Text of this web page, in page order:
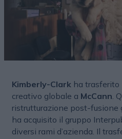
Kimberly-Clark ha trasferito
creativo globale a McCann .
ristrutturazione post-fusione
ha acquisito il gruppo
diversi rami d’azienda. Il